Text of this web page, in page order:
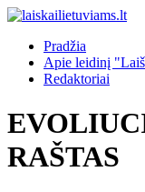
Pradžia
Apie leidinį
Redaktoriai
RAŠTAS